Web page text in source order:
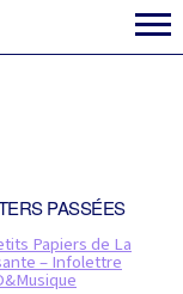
PASSÉES
Papiers de La
– Infolettre